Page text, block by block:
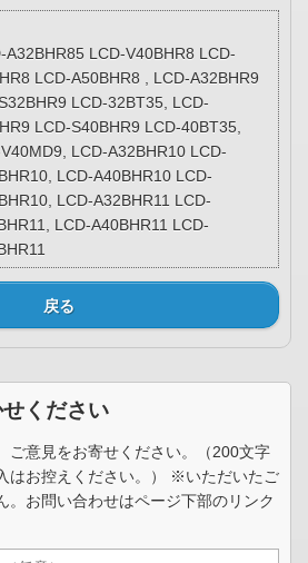
A32BHR85 LCD-V40BHR8 LCD-
LCD-A50BHR8 , LCD-A32BHR9
LCD-32BT35, LCD-
LCD-S40BHR9 LCD-40BT35,
LCD-A32BHR10 LCD-
LCD-A40BHR10 LCD-
LCD-A32BHR11 LCD-
LCD-A40BHR11 LCD-
戻る
ください
ご意見をお寄せください。（200文字
はお控えください。） ※いただいたご
。お問い合わせはページ下部のリンク